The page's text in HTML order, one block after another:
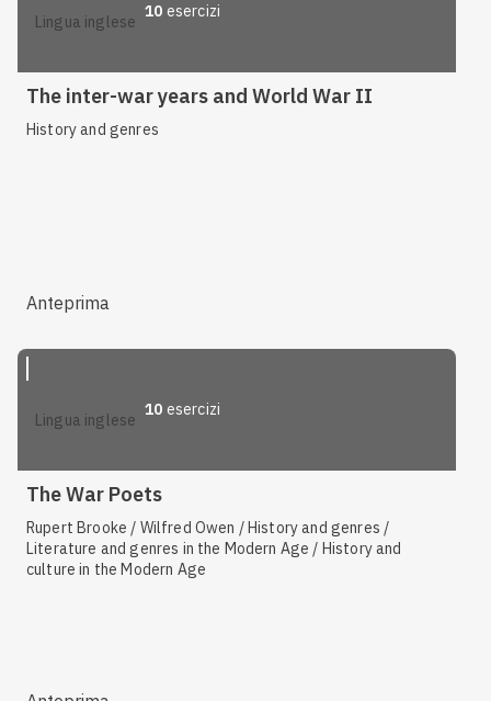
lingua inglese
10 esercizi
The inter-war years and World War II
History and genres
Anteprima
lingua inglese
10 esercizi
The War Poets
Rupert Brooke / Wilfred Owen / History and genres /
Literature and genres in the Modern Age / History and
culture in the Modern Age